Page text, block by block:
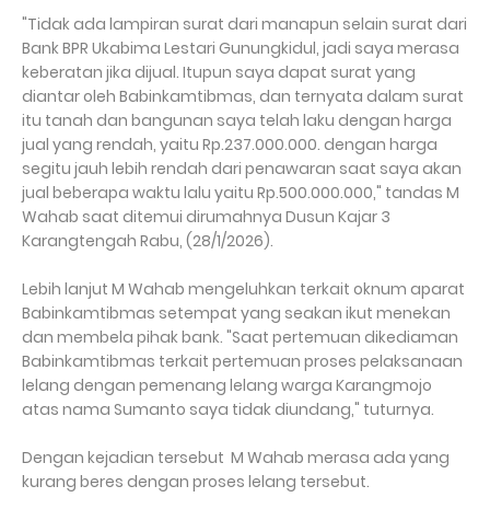
"Tidak ada lampiran surat dari manapun selain surat dari
Bank BPR Ukabima Lestari Gunungkidul, jadi saya merasa
keberatan jika dijual. Itupun saya dapat surat yang
diantar oleh Babinkamtibmas, dan ternyata dalam surat
itu tanah dan bangunan saya telah laku dengan harga
jual yang rendah, yaitu Rp.237.000.000. dengan harga
segitu jauh lebih rendah dari penawaran saat saya akan
jual beberapa waktu lalu yaitu Rp.500.000.000," tandas M
Wahab saat ditemui dirumahnya Dusun Kajar 3
Karangtengah Rabu, (28/1/2026).
Lebih lanjut M Wahab mengeluhkan terkait oknum aparat
Babinkamtibmas setempat yang seakan ikut menekan
dan membela pihak bank. "Saat pertemuan dikediaman
Babinkamtibmas terkait pertemuan proses pelaksanaan
lelang dengan pemenang lelang warga Karangmojo
atas nama Sumanto saya tidak diundang," tuturnya.
Dengan kejadian tersebut M Wahab merasa ada yang
kurang beres dengan proses lelang tersebut.